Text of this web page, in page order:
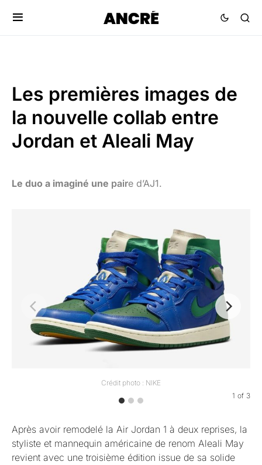
Les premières images de
la nouvelle collab entre
Jordan et Aleali May
Le duo a imaginé une paire d’AJ1.
Crédit photo : NIKE
1 of 3
Après avoir remodelé la Air Jordan 1 à deux reprises, la
styliste et mannequin américaine de renom Aleali May
revient avec une troisième édition issue de sa solide